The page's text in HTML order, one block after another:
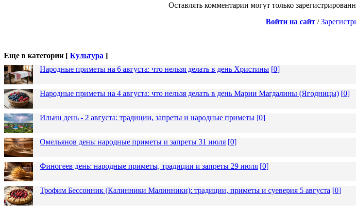
Оставлять комментарии могут только
Войти на сайт /
Еще в категории [ Культура ]
Народные приметы на 6 августа: что нельзя делать в день Христины [0]
Народные приметы на 4 августа: что нельзя делать в день Марии Магдалины (Ягодницы) [0]
Ильин день - 2 августа: традиции, запреты и народные приметы [0]
Омельянов день: народные приметы и запреты 31 июля [0]
Финогеев день: народные приметы, традиции и запреты 29 июля [0]
Трофим Бессонник (Калинники Малинники): традиции, приметы и суеверия 5 августа [0]